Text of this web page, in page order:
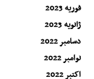
فوریه 2023
ژانویه 2023
دسامبر 2022
نوامبر 2022
اکتبر 2022